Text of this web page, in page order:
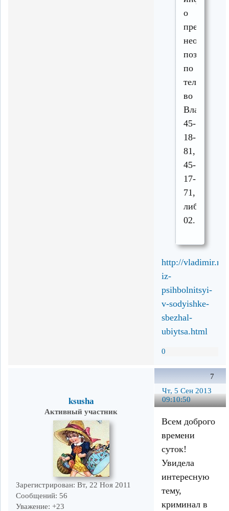
о
необходимо
позвонить
по
телефону
во
Владимире
45-
18-
81,
45-
17-
71,
либо
02.
http://
iz-
psihbolnitsyi-
v-sodyishke-
sbezhal-
ubiytsa.html
0
7
Чт, 5 Сен 2013
09:10:50
ksusha
Активный участник
Зарегистрирован: Вт, 22 Ноя 2011
Сообщений: 56
Уважение: +23
Всем доброго
времени
суток!
Увидела
интересную
тему,
криминал в